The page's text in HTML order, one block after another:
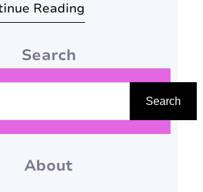
pele. A exposição
queimaduras solares,
de pele. Por isso, o uso
de protetor solar é
para proteger…
Reading
Search
Search
About